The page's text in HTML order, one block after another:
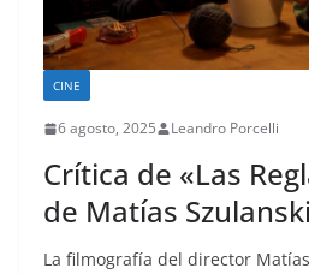
CINE
6 agosto, 2025 Leandro Porcelli
Crítica de «Las
de Matías
La filmografía del director